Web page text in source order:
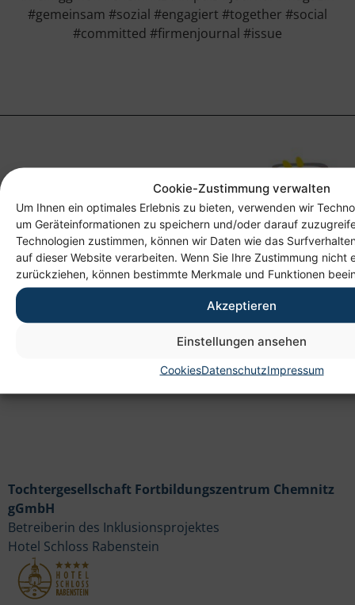
Cookie-Zustimmung verwalten
Um Ihnen ein optimales Erlebnis zu bieten, verwenden wir
um Geräteinformationen zu speichern und/oder darauf
Technologien zustimmen, können wir Daten wie das
auf dieser Website verarbeiten. Wenn Sie Ihre Zustimmung nicht
zurückziehen, können bestimmte Merkmale und Funktionen
Akzeptieren
Einstellungen ansehen
CookiesDatenschutzImpressum
#gemeinsam #sozial #engagiert #together #social
#committed #firmenjournal #issue
Anschrift
Heim gemeinnützige GmbH
Lichtenauer Weg 1
09114 Chemnitz
Tochtergesellschaft Fortbildungszentrum Chemnitz
gGmbH
Betreiberin des Inklusionsprojektes
Hotel Schloss Rabenstein